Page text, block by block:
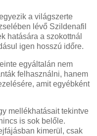
a világszerte
lévő Szildenafil
hatására a szokottnál
igen hosszú időre.
egyáltalán nem
felhasználni, hanem
amit egyébként
mellékhatásait tekintve
is sok belőle.
kimerül, csak